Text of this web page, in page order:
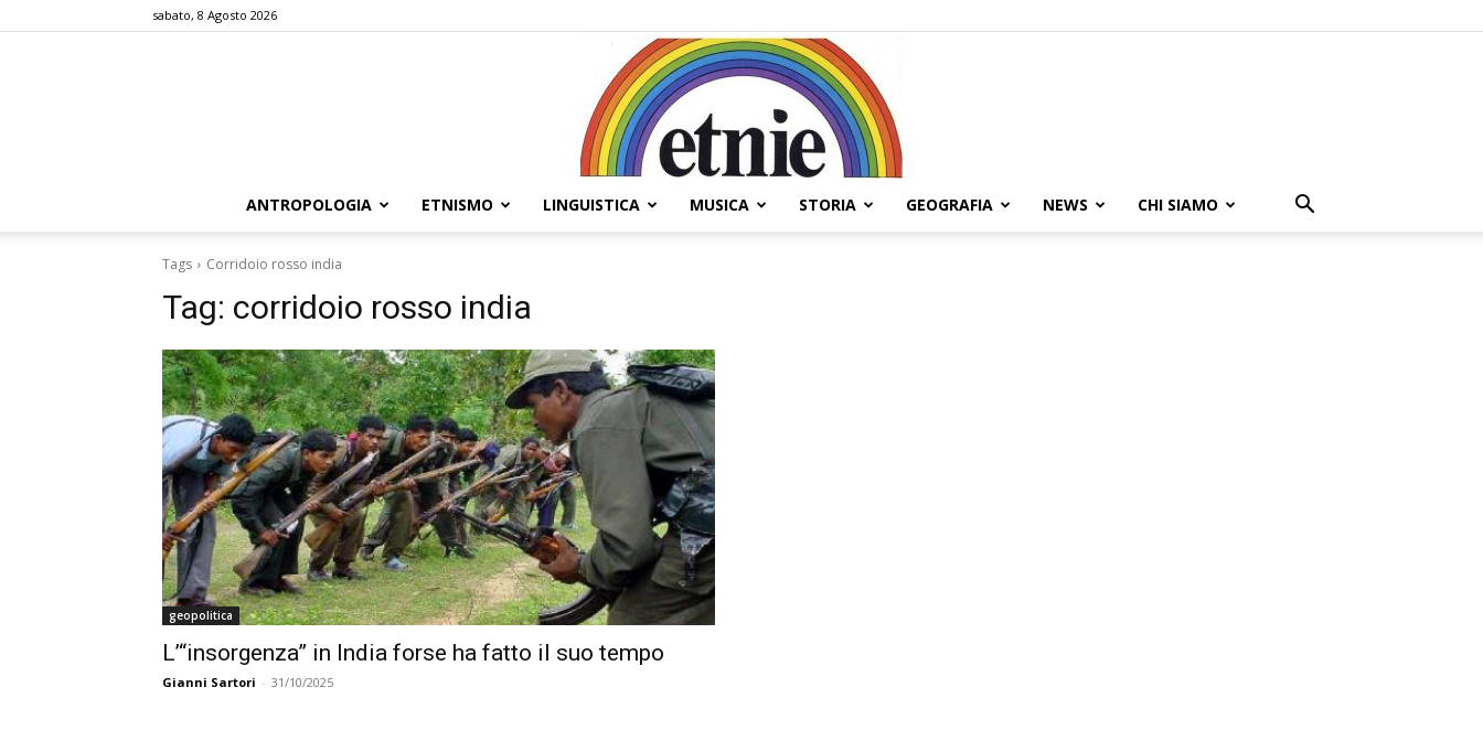
sabato, 8 Agosto 2026
ANTROPOLOGIA ETNISMO LINGUISTICA MUSICA STORIA GEOGRAFIA NEWS CHI SIAMO
Tags Corridoio rosso india
Tag: corridoio rosso india
geopolitica
L’“insorgenza” in India forse ha fatto il suo tempo
Gianni Sartori - 31/10/2025